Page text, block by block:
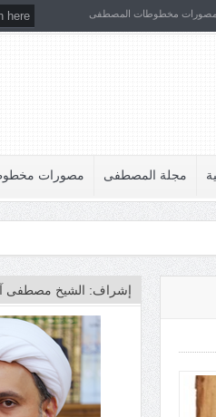
مصورات مخطوطات المصطفى
مجلة المصطفى مصورات
إشراف: الشيخ مصطفى